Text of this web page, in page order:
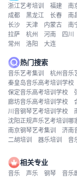
浙江艺考培训 福建 南
成都
黑龙江 长春 南
长沙
天津 内蒙古 南
拉萨
杭州 河南 四川
常州
洛阳 大连
热门搜索
音乐艺考集训 杭州音乐
秦皇岛音乐高考培训学校
保定音乐高考培训学校
廊坊音乐高考培训学校
川音钢琴艺考培训学校
沈阳正规声乐艺考培训哪
南京钢琴艺考集训
济南
二胡培训
器乐培训 音
相关专业
音乐 声乐 钢琴 音乐